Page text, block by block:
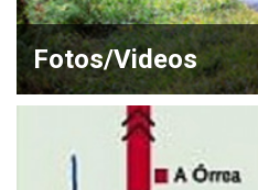
Fotos/Videos